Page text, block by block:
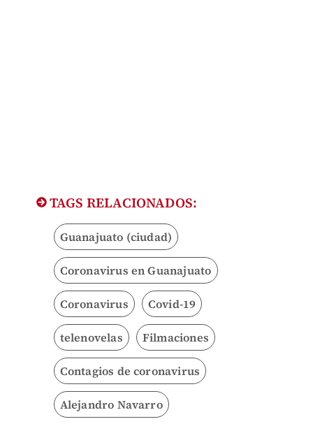
TAGS RELACIONADOS:
Guanajuato (ciudad)
Coronavirus en Guanajuato
Coronavirus Covid-19
telenovelas Filmaciones
Contagios de coronavirus
Alejandro Navarro